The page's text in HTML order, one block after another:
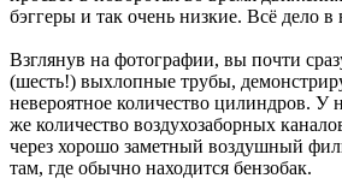
бэггеры и так очень низкие. Всё дело
Взглянув на фотографии, вы почти
(шесть!) выхлопные трубы,
невероятное количество цилиндров. У
же количество воздухозаборных
через хорошо заметный воздушный
там, где обычно находится бензобак.